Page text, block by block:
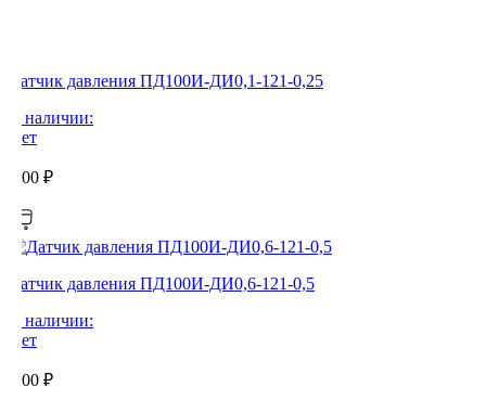
Датчик давления ПД100И-ДИ0,1-121-0,25
В наличии:
Нет
0,00 ₽
Датчик давления ПД100И-ДИ0,6-121-0,5
В наличии:
Нет
0,00 ₽